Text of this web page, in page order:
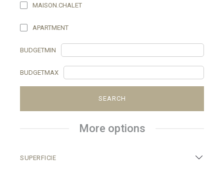
MAISON.CHALET
APARTMENT
BUDGETMIN
BUDGETMAX
SEARCH
More options
SUPERFICIE